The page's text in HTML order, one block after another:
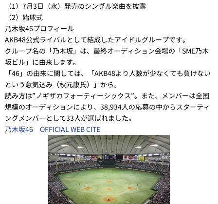
（1）7月3日（水）発売のシングル楽曲を披露
（2）始球式
乃木坂46プロフィール
AKB48公式ライバルとして結成したアイドルグループです。
グループ名の「乃木坂」は、最終オーディション会場の「SME乃木
坂ビル」に由来します。
「46」の由来に関しては、「AKB48より人数が少なくても負けない
という意気込み（秋元康氏）」から。
読み方は”ノギザカフォーティーシックス”。また、メンバーは全国
規模のオーディションにより、38,934人の応募の中からスターティ
ングメンバーとして33人が選ばれました。
乃木坂46 OFFICIAL WEB CITE